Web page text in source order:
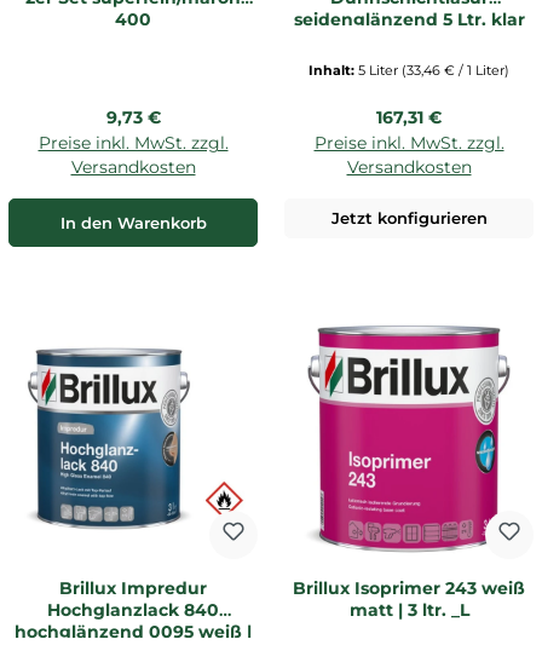
400
Regulärer Preis:
9,73 €
Preise inkl. MwSt. zzgl.
Versandkosten
In den Warenkorb
seidenglänzend 5 Ltr. klar
Inhalt: 5 Liter (33,46 € / 1 Liter)
Regulärer Preis:
167,31 €
Preise inkl. MwSt. zzgl.
Versandkosten
Jetzt konfigurieren
Brillux Impredur
Hochglanzlack 840
hochglänzend 0095 weiß |
Brillux Isoprimer 243 weiß
matt | 3 ltr. _L